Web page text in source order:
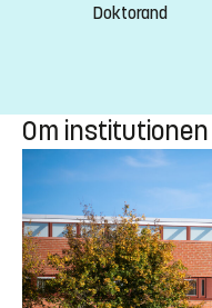
Doktorand
Om institutionen